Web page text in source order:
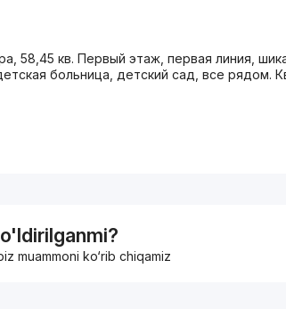
58,45 кв. Первый этаж, первая линия,
больница, детский сад, все рядом.
muammoni ko‘rib chiqamiz